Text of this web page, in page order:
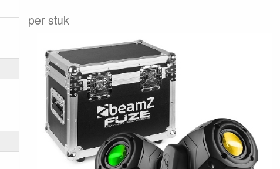
per stuk